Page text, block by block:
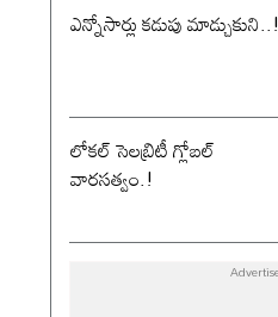
ఎన్నోసార్లు కడుపు మాడ్చుకుని..!
లోకల్ సెలబ్రిటీ గ్లోబల్
వారసత్వం.!